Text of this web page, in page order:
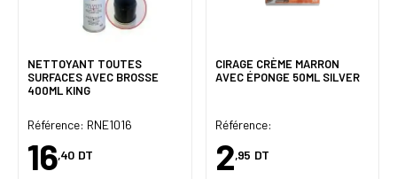
NETTOYANT TOUTES
SURFACES AVEC BROSSE
400ML KING
Référence: RNE1016
16,40 DT
CIRAGE CRÈME MARRON
AVEC ÉPONGE 50ML SILVER
Référence:
2,95 DT